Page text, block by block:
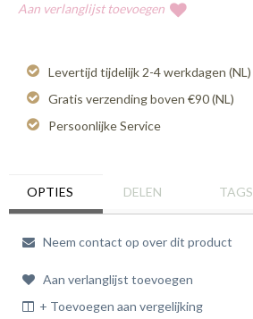
Aan verlanglijst toevoegen
Levertijd tijdelijk 2-4 werkdagen (NL)
Gratis verzending boven €90 (NL)
Persoonlijke Service
OPTIES DELEN TAGS
Neem contact op over dit product
Aan verlanglijst toevoegen
+ Toevoegen aan vergelijking